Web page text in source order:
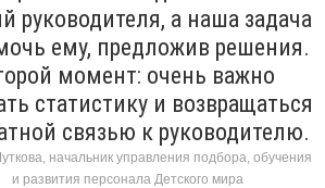
руководителя, а наша задача
ему, предложив решения.
момент: очень важно
статистику и возвращаться
связью к руководителю.
начальник управления подбора, обучения
и развития персонала Детского мира